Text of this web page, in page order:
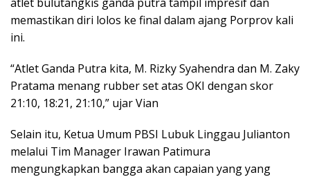
memastikan diri lolos ke final dalam ajang Porprov kali
ini.
“Atlet Ganda Putra kita, M. Rizky Syahendra dan M. Zaky
Pratama menang rubber set atas OKI dengan skor
21:10, 18:21, 21:10,” ujar Vian
Selain itu, Ketua Umum PBSI Lubuk Linggau Julianton
melalui Tim Manager Irawan Patimura
mengungkapkan bangga akan capaian yang yang